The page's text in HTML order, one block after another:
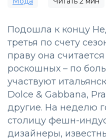
Подошла к концу
третья по счету
праву она
роскошных – по
участвуют
Dolce & Gabbana,
другие. На неделю
столицу фешн-
дизайнеры,